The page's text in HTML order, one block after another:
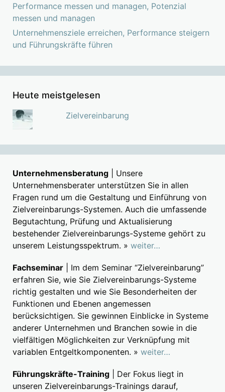
Performance messen und managen, Potenzial
messen und managen
Unternehmensziele erreichen, Performance steigern
und Führungskräfte führen
Heute meistgelesen
Zielvereinbarung
Unternehmensberatung | Unsere
Unternehmensberater unterstützen Sie in allen
Fragen rund um die Gestaltung und Einführung von
Zielvereinbarungs-Systemen. Auch die umfassende
Begutachtung, Prüfung und Aktualisierung
bestehender Zielvereinbarungs-Systeme gehört zu
unserem Leistungsspektrum. » weiter…
Fachseminar | Im dem Seminar “Zielvereinbarung”
erfahren Sie, wie Sie Zielvereinbarungs-Systeme
richtig gestalten und wie Sie Besonderheiten der
Funktionen und Ebenen angemessen
berücksichtigen. Sie gewinnen Einblicke in Systeme
anderer Unternehmen und Branchen sowie in die
vielfältigen Möglichkeiten zur Verknüpfung mit
variablen Entgeltkomponenten. » weiter…
Führungskräfte-Training | Der Fokus liegt in
unseren Zielvereinbarungs-Trainings darauf,